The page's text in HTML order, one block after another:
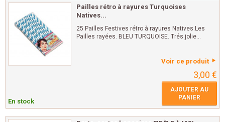
Pailles rétro à rayures Turquoises
Natives...
25 Pailles Festives rétro à rayures Natives.Les
Pailles rayées. BLEU TURQUOISE. Trés jolie...
Voir ce produit
3,00 €
En stock
AJOUTER AU
PANIER